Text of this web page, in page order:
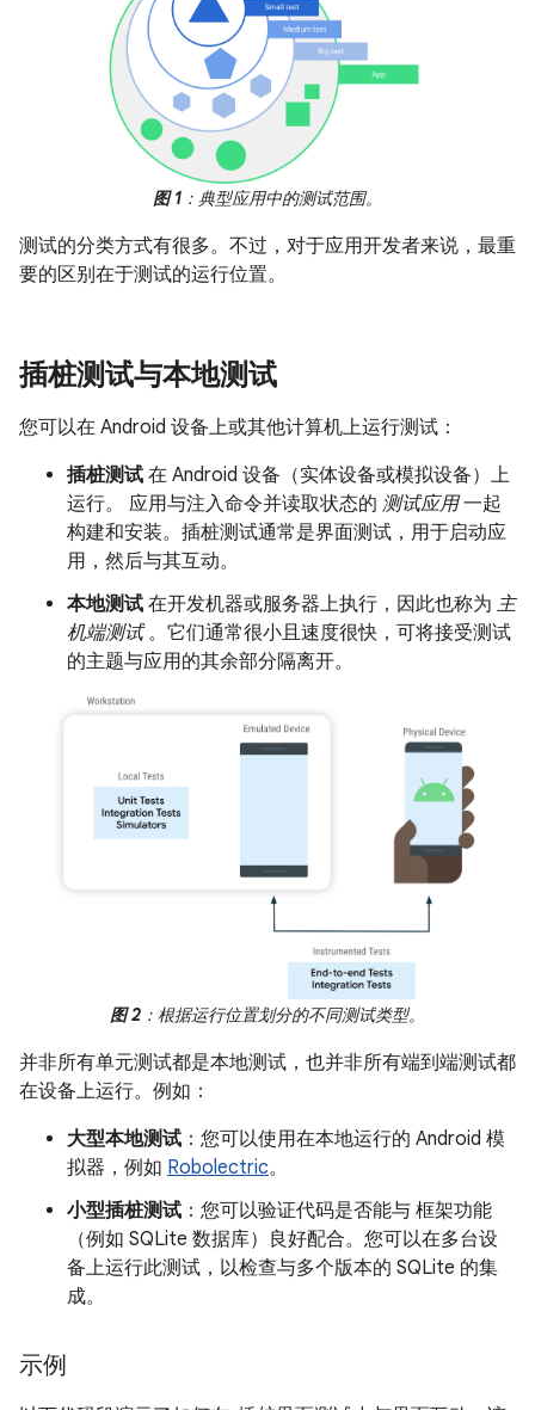
图 1 ：典型应用中的测试范围。
测试的分类方式有很多。不过，对于应用开发者来说，最重
要的区别在于测试的运行位置。
插桩测试与本地测试
您可以在 Android 设备上或其他计算机上运行测试：
插桩测试 在 Android 设备（实体设备或模拟设备）上
运行。 应用与注入命令并读取状态的 测试应用一起
构建和安装。插桩测试通常是界面测试，用于启动应
用，然后与其互动。
本地测试 在开发机器或服务器上执行，因此也称为 主
机端测试。它们通常很小且速度很快，可将接受测试
的主题与应用的其余部分隔离开。
图 2 ：根据运行位置划分的不同测试类型。
并非所有单元测试都是本地测试，也并非所有端到端测试都
在设备上运行。例如：
大型本地测试 ：您可以使用在本地运行的 Android 模
拟器，例如 Robolectric。
小型插桩测试 ：您可以验证代码是否能与 框架功能
（例如 SQLite 数据库）良好配合。您可以在多台设
备上运行此测试，以检查与多个版本的 SQLite 的集
成。
示例